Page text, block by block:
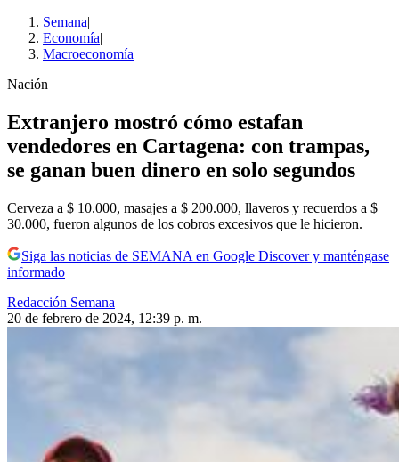
Semana|
Economía|
Macroeconomía
Nación
Extranjero mostró cómo estafan
vendedores en Cartagena: con trampas,
se ganan buen dinero en solo segundos
Cerveza a $ 10.000, masajes a $ 200.000, llaveros y recuerdos a $
30.000, fueron algunos de los cobros excesivos que le hicieron.
Siga las noticias de SEMANA en Google Discover y manténgase
informado
Redacción Semana
20 de febrero de 2024, 12:39 p. m.